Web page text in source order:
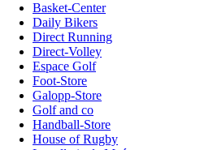
Basket-Center
Daily Bikers
Direct Running
Direct-Volley
Espace Golf
Foot-Store
Galopp-Store
Golf and co
Handball-Store
House of Rugby